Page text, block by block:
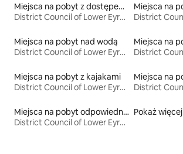
Miejsca na pobyt z dostępem do plaży
District Council of Lower Eyre Peninsula
Miejsca na pobyt nad wodą
District Council of Lower Eyre Peninsula
Miejsca na pobyt z kajakami
District Council of Lower Eyre Peninsula
Miejsca na pobyt odpowiednie dla rodzin
District Council of Lower Eyre Peninsula
Pokaż więcej